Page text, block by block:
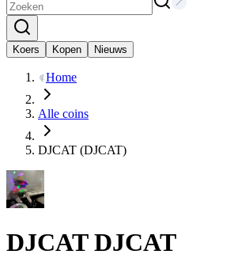
Koers Kopen Nieuws
Home
Alle coins
DJCAT (DJCAT)
DJCAT DJCAT